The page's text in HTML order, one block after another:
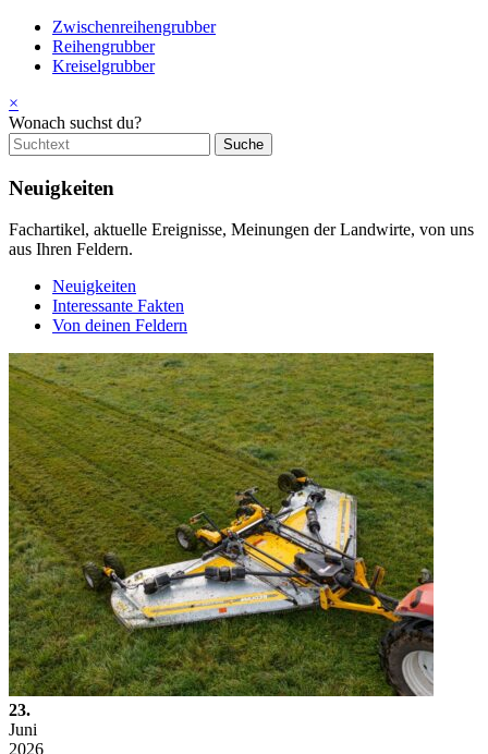
Zwischenreihengrubber
Reihengrubber
Kreiselgrubber
×
Wonach suchst du?
Neuigkeiten
Fachartikel, aktuelle Ereignisse, Meinungen der Landwirte, von uns
aus Ihren Feldern.
Neuigkeiten
Interessante Fakten
Von deinen Feldern
23.
Juni
2026